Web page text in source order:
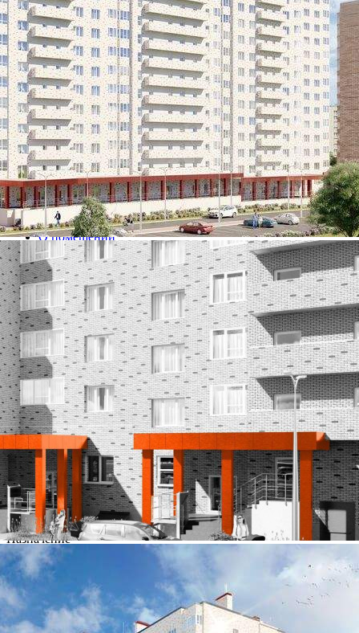
Продажа
97067 - Г. КАЛУГА,
СОЛНЕЧНЫЙ БУЛЬВАР, Д.4
Калужская обл
Получить контакты Посмотреть на карте
Продаётся кладовое помещение общей площадью 4.91 кв.м. на
-1-м этаже 19 этажного дома.[#3874374#]
468 (+1)
Навигация
Характеристики
О помещении
Где находится
Контакты
Другие объявления
Характеристики помещения
№ объявления
97067
Дата размещения
09.04.2022
Город
Калуга
Адрес
Солнечный бульвар, д.4
Расположено
Этаж
-1
Предлагается
Продажа
Желаемый / подходящий вид деятельности
Не указано
Назначение
Не указано
Размер площади (м2)
4.9
Цена за помещение
157 120 руб.
О помещении